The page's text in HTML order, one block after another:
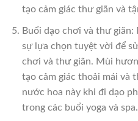
tạo cảm giác thư giãn và
Buổi dạo chơi và thư
sự lựa chọn tuyệt vời để
chơi và thư giãn. Mùi
tạo cảm giác thoải mái và
nước hoa này khi đi dạo
trong các buổi yoga và spa.